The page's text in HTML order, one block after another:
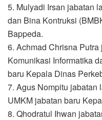
5. Mulyadi Irsan jabatan
dan Bina Kontruksi
Bappeda.
6. Achmad Chrisna
Komunikasi Informatika
baru Kepala Dinas
7. Agus Nompitu jabatan
UMKM jabatan baru
8. Qhodratul Ihwan